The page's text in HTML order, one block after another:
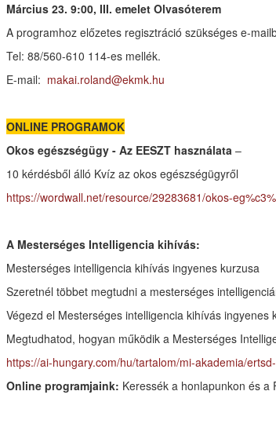
Március 23. 9:00, III. emelet Olvasóterem
A programhoz előzetes regisztráció szükséges e-
Tel: 88/560-610 114-es mellék.
E-mail: makai.roland@ekmk.hu
ONLINE PROGRAMOK
Okos egészségügy - Az EESZT használata –
10 kérdésből álló Kvíz az okos egészségügyről
https://wordwall.net/resource/29283681/okos-
A Mesterséges Intelligencia kihívás:
Mesterséges intelligencia kihívás ingyenes kurzusa
Szeretnél többet megtudni a mesterséges
Végezd el Mesterséges intelligencia kihívás
Megtudhatod, hogyan működik a Mesterséges
https://ai-hungary.com/hu/tartalom/mi-akademia/
Online programjaink: Keressék a honlapunkon és a